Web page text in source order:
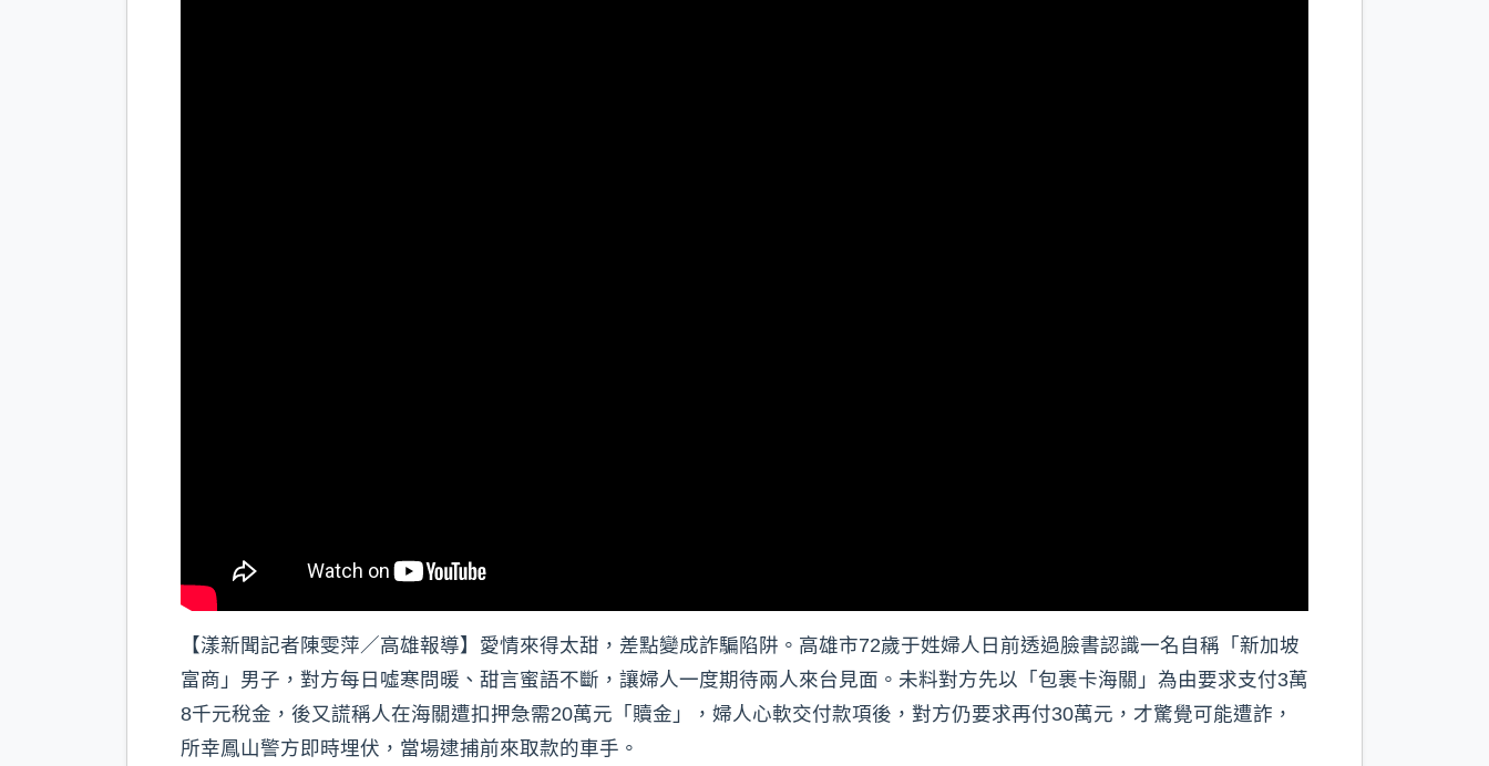
【漾新聞記者陳雯萍／高雄報導】愛情來得太甜，差點變成詐騙陷阱。高雄市72歲于姓婦人日前透過臉書認識一名自稱「新加坡
富商」男子，對方每日噓寒問暖、甜言蜜語不斷，讓婦人一度期待兩人來台見面。未料對方先以「包裹卡海關」為由要求支付3萬
8千元稅金，後又謊稱人在海關遭扣押急需20萬元「贖金」，婦人心軟交付款項後，對方仍要求再付30萬元，才驚覺可能遭詐，
所幸鳳山警方即時埋伏，當場逮捕前來取款的車手。